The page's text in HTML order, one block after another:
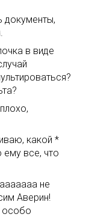
документы,
в виде
какой *
ему все, что
не
Аверин!
особо